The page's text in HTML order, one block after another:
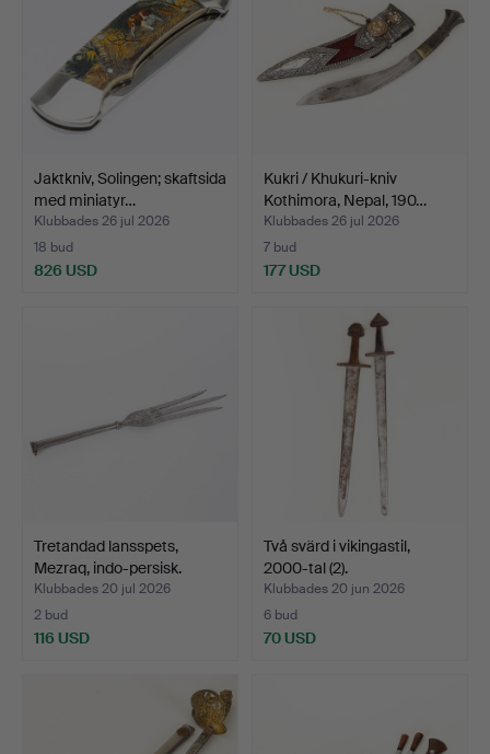
Jaktkniv, Solingen; skaftsida
med miniatyr…
Klubbades 26 jul 2026
18 bud
826 USD
Kukri / Khukuri-kniv
Kothimora, Nepal, 190…
Klubbades 26 jul 2026
7 bud
177 USD
Tretandad lansspets,
Mezraq, indo-persisk.
Klubbades 20 jul 2026
2 bud
116 USD
Två svärd i vikingastil,
2000-tal (2).
Klubbades 20 jun 2026
6 bud
70 USD